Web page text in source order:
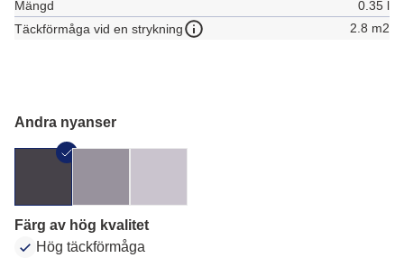
Mängd
0.35 l
Täckförmåga vid en strykning
2.8 m2
Andra nyanser
Färg av hög kvalitet
Hög täckförmåga